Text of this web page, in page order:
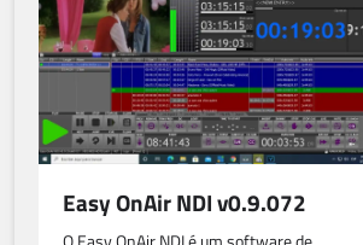
Easy OnAir NDI v0.9.072